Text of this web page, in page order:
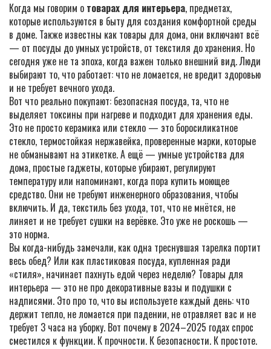
Когда мы говорим о товарах для интерьера, предметах,
которые используются в быту для создания комфортной среды
в доме. Также известны как товары для дома, они включают всё
— от посуды до умных устройств, от текстиля до хранения. Но
сегодня уже не та эпоха, когда важен только внешний вид. Люди
выбирают то, что работает: что не ломается, не вредит здоровью
и не требует вечного ухода.
Вот что реально покупают: безопасная посуда, та, что не
выделяет токсины при нагреве и подходит для хранения еды.
Это не просто керамика или стекло — это боросиликатное
стекло, термостойкая нержавейка, проверенные марки, которые
не обманывают на этикетке. А ещё — умные устройства для
дома, простые гаджеты, которые убирают, регулируют
температуру или напоминают, когда пора купить моющее
средство. Они не требуют инженерного образования, чтобы
включить. И да, текстиль без ухода, тот, что не мнётся, не
линяет и не требует сушки на верёвке. Это уже не роскошь —
это норма.
Вы когда-нибудь замечали, как одна треснувшая тарелка портит
весь обед? Или как пластиковая посуда, купленная ради
«стиля», начинает пахнуть едой через неделю? Товары для
интерьера — это не про декоративные вазы и подушки с
надписями. Это про то, что вы используете каждый день: что
держит тепло, не ломается при падении, не отравляет вас и не
требует 3 часа на уборку. Вот почему в 2024–2025 годах спрос
сместился к функции. К прочности. К безопасности. К простоте.